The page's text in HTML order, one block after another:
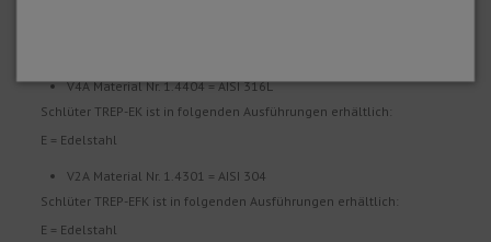
V4A Material Nr. 1.4404 = AISI 316L
Schlüter TREP-EK ist in folgenden Ausführungen erhältlich:
E = Edelstahl
V2A Material Nr. 1.4301 = AISI 304
Schlüter TREP-EFK ist in folgenden Ausführungen erhältlich:
E = Edelstahl